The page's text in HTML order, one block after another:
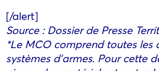
[/alert]
Source : Dossier de Presse
*Le MCO comprend toutes
systèmes d’armes. Pour